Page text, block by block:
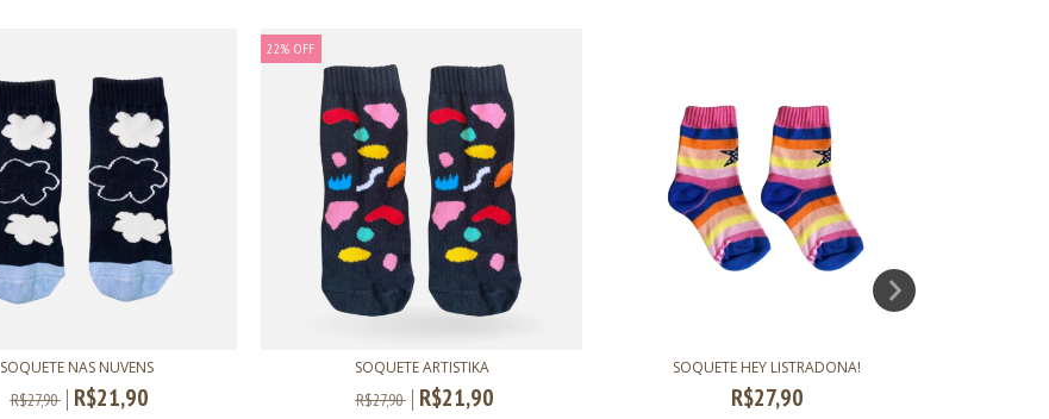
SOQUETE NAS NUVENS
R$27,90 R$21,90
22% OFF
SOQUETE ARTISTIKA
R$27,90 R$21,90
SOQUETE HEY LISTRADONA!
R$27,90